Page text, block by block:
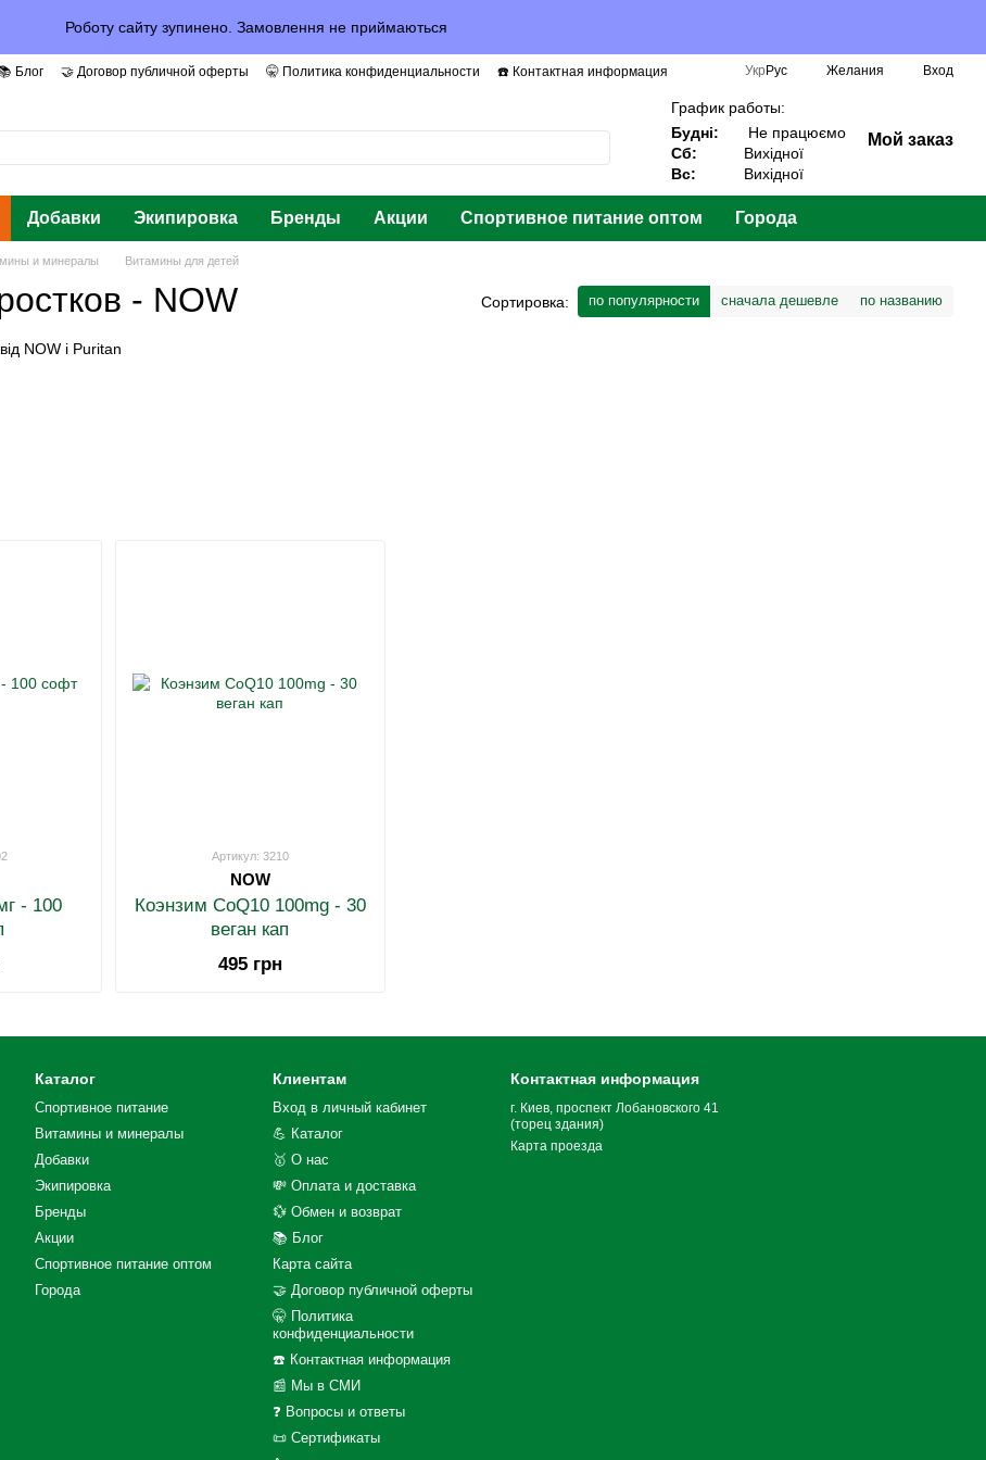
Роботу сайту зупинено. Замовлення не приймаються
Блог 🤝 Договор публичной оферты 🤫 Политика конфиденциальности
☎️ Контактная информация
Укр Рус Желания Вход
График работы:
Будні:
Не працюємо
Сб:
Вихідної
Вс:
Вихідної
Мой заказ
Добавки Экипировка Бренды Акции Спортивное питание оптом Города
и минералы Витамины для детей
- NOW Сортировка: по популярности сначала дешевле по названию
- 100
Артикул: 3210
NOW
Коэнзим CoQ10 100mg - 30
веган кап
495 грн
Каталог
Спортивное питание
Витамины и минералы
Добавки
Экипировка
Бренды
Акции
Спортивное питание оптом
Города
Клиентам
Вход в личный кабинет
💪 Каталог
🥇 О нас
💸 Оплата и доставка
💱 Обмен и возврат
📚 Блог
Карта сайта
🤝 Договор публичной оферты
🤫 Политика
конфиденциальности
☎️ Контактная информация
📰 Мы в СМИ
❓ Вопросы и ответы
📜 Сертификаты
Контактная информация
г. Киев, проспект Лобановского 41
(торец здания)
Карта проезда